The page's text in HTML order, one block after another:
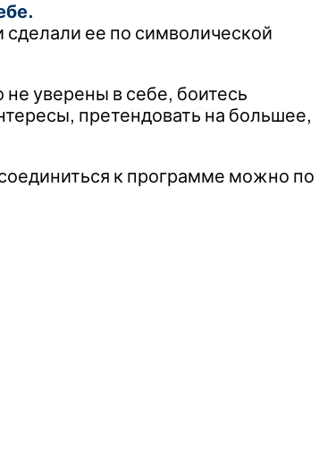
сделали ее по символической
уверены в себе, боитесь
претендовать на большее,
к программе можно по